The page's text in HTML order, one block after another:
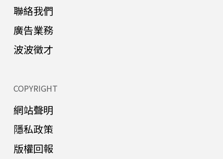
聯絡我們
廣告業務
波波徵才
COPYRIGHT
網站聲明
隱私政策
版權回報